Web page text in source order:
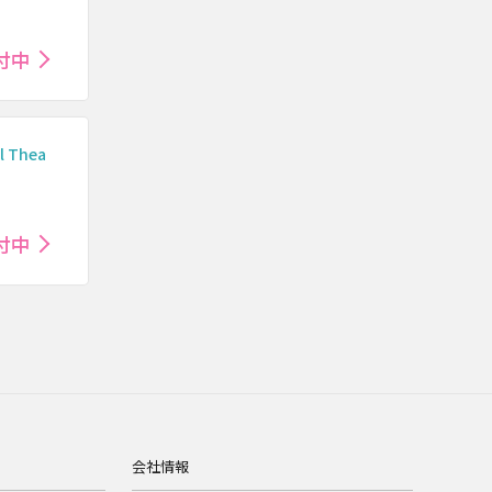
中
Thea
中
会社情報